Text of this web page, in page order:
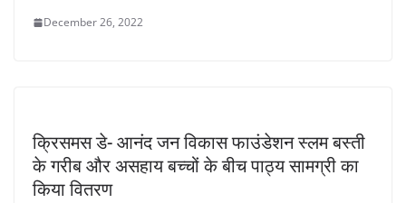
December 26, 2022
क्रिसमस डे- आनंद जन विकास फाउंडेशन स्लम बस्ती
के गरीब और असहाय बच्चों के बीच पाठ्य सामग्री का
किया वितरण